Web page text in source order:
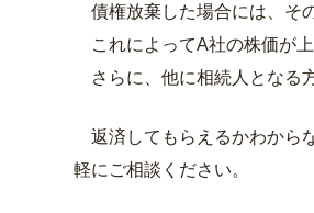
債権放棄した場合には、そ
これによってA社の株価が上
さらに、他に相続人となる
返済してもらえるかわから
軽にご相談ください。